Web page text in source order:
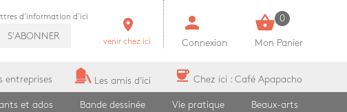
d'information d'ici
S'ABONNER
room
venir chez ici
person
Connexion
shopping_basket 0
Mon Panier
entreprises Les amis d'ici coffee Chez ici : Café Apapacho
et ados Bande dessinée Vie pratique Beaux-arts